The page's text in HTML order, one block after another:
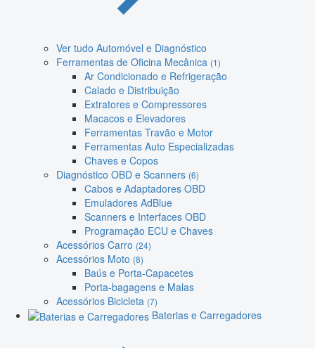
Ver tudo Automóvel e Diagnóstico
Ferramentas de Oficina Mecânica (1)
Ar Condicionado e Refrigeração
Calado e Distribuição
Extratores e Compressores
Macacos e Elevadores
Ferramentas Travão e Motor
Ferramentas Auto Especializadas
Chaves e Copos
Diagnóstico OBD e Scanners (6)
Cabos e Adaptadores OBD
Emuladores AdBlue
Scanners e Interfaces OBD
Programação ECU e Chaves
Acessórios Carro (24)
Acessórios Moto (8)
Baús e Porta-Capacetes
Porta-bagagens e Malas
Acessórios Bicicleta (7)
Baterias e Carregadores